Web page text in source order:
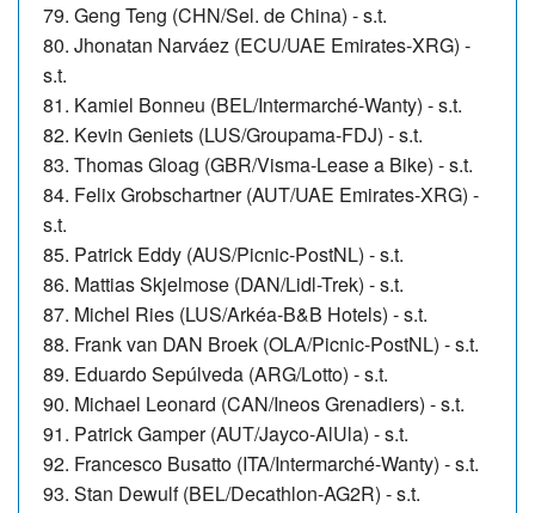
79. Geng Teng (CHN/Sel. de China) - s.t.
80. Jhonatan Narváez (ECU/UAE Emirates-XRG) -
s.t.
81. Kamiel Bonneu (BEL/Intermarché-Wanty) - s.t.
82. Kevin Geniets (LUS/Groupama-FDJ) - s.t.
83. Thomas Gloag (GBR/Visma-Lease a Bike) - s.t.
84. Felix Grobschartner (AUT/UAE Emirates-XRG) -
s.t.
85. Patrick Eddy (AUS/Picnic-PostNL) - s.t.
86. Mattias Skjelmose (DAN/Lidl-Trek) - s.t.
87. Michel Ries (LUS/Arkéa-B&B Hotels) - s.t.
88. Frank van DAN Broek (OLA/Picnic-PostNL) - s.t.
89. Eduardo Sepúlveda (ARG/Lotto) - s.t.
90. Michael Leonard (CAN/Ineos Grenadiers) - s.t.
91. Patrick Gamper (AUT/Jayco-AlUla) - s.t.
92. Francesco Busatto (ITA/Intermarché-Wanty) - s.t.
93. Stan Dewulf (BEL/Decathlon-AG2R) - s.t.